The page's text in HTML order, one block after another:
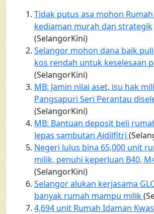
Tidak putus asa mohon
kediaman murah dan strategik
(SelangorKini)
Selangor mohon dana baik
kos rendah untuk keselesaan
(SelangorKini)
MB: Jamin nilai aset, isu hak
Pangsapuri Seri Perantau
(SelangorKini)
MB: Bantuan deposit beli
lepas sambutan Aidilfitri
Negeri lulus bina 65,000 unit
milik, penuhi keperluan B40,
(SelangorKini)
Selangor alukan kerjasama
banyak rumah mampu milik
4,694 unit Rumah Idaman